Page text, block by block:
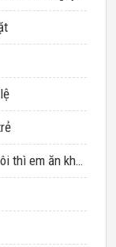
Chương 41: Ngày nào không câu dẫn tôi thì em ăn không ngon ngủ không yên đúng không?